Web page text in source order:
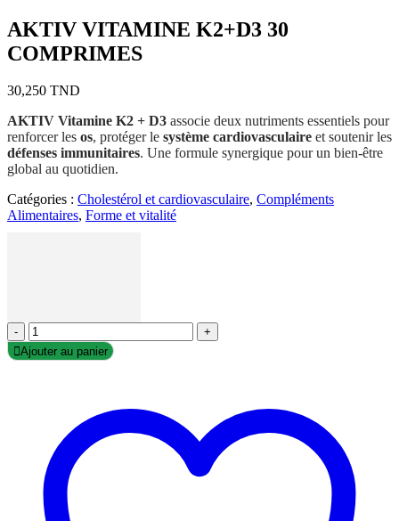
AKTIV VITAMINE K2+D3 30
COMPRIMES
30,250 TND
AKTIV Vitamine K2 + D3 associe deux nutriments essentiels pour
renforcer les os, protéger le système cardiovasculaire et soutenir les
défenses immunitaires. Une formule synergique pour un bien-être
global au quotidien.
Catégories : Cholestérol et cardiovasculaire, Compléments
Alimentaires, Forme et vitalité
-
+
Ajouter au panier